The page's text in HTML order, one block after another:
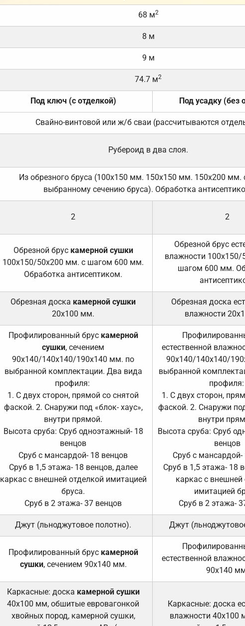
68 м2
8 м
9 м
74.7 м2
Под ключ (с отделкой) Под усадку (без
Свайно-винтовой или ж/б сваи (рассчитываются
Рубероид в два слоя.
Из обрезного бруса (100х150 мм. 150х150 мм. 150х200 мм.
выбранному сечению бруса). Обработка
2 2
Обрезной брус камерной сушки
100х150/50х200 мм. с шагом 600 мм.
Обработка антисептиком.
Обрезной брус
влажности
шагом 600 мм.
Обрезная доска камерной сушки
20х100 мм.
Обрезная доска
влажности
Профилированный брус камерной
сушки, сечением
90х140/140х140/190х140 мм. по
выбранной комплектации. Два вида
профиля:
1. С двух сторон, прямой со снятой
фаской. 2. Снаружи под «блок- хаус»,
внутри прямой.
Высота сруба: Сруб одноэтажный- 18
венцов
Сруб с мансардой- 18 венцов
Сруб в 1,5 этажа- 18 венцов, далее
каркас с внешней отделкой имитацией
бруса.
Сруб в 2 этажа- 37 венцов
естественной
90х140/140х140/
выбранной
профиля:
1. С двух сторон,
фаской. 2. Снаружи
внутри
Высота сруба: Сруб
венцов
Сруб с мансардой-
Сруб в 1,5 этажа- 18
каркас с внешней
имитацией
Сруб в 2 этажа-
Джут (льноджутовое полотно). Джут
Профилированный брус камерной
сушки, сечением 90х140 мм.
естественной
90х140
Каркасные: доска камерной сушки
40х100 мм, обшитые евровагонкой
хвойных пород, камерной сушки,
Каркасные: доска
влажности 40х100